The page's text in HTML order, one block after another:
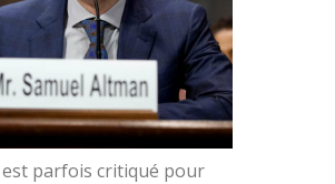
parfois critiqué pour